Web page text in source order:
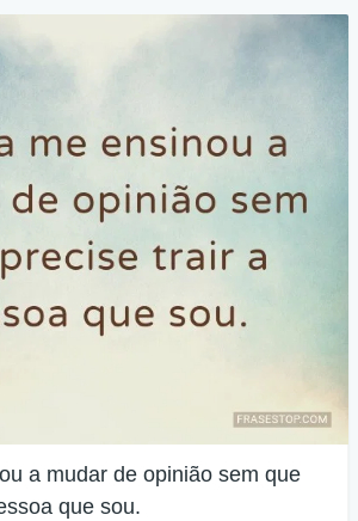
a mudar de opinião sem que
que sou.